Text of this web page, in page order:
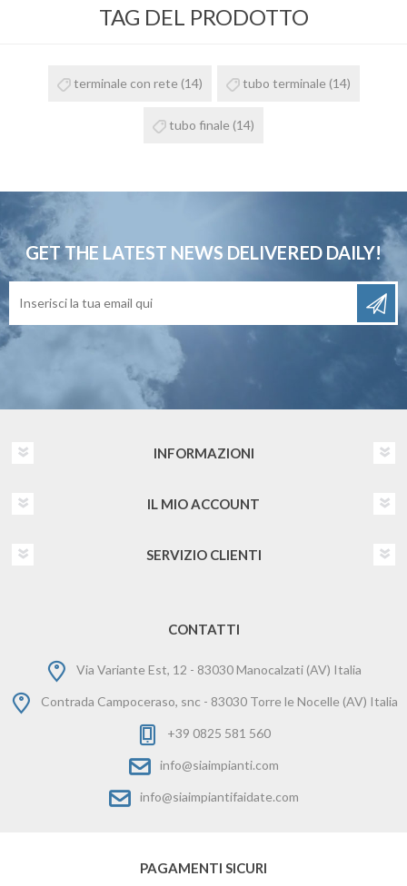
TAG DEL PRODOTTO
terminale con rete (14) tubo terminale (14)
tubo finale (14)
GET THE LATEST NEWS DELIVERED DAILY!
INFORMAZIONI
IL MIO ACCOUNT
SERVIZIO CLIENTI
CONTATTI
Via Variante Est, 12 - 83030 Manocalzati (AV) Italia
Contrada Campoceraso, snc - 83030 Torre le Nocelle (AV) Italia
+39 0825 581 560
info@siaimpianti.com
info@siaimpiantifaidate.com
PAGAMENTI SICURI